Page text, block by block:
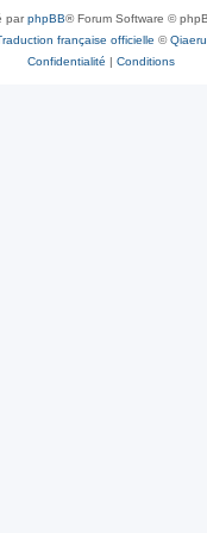
parphpBB® Forum Software ©
française officielle ©Qiaeru
Confidentialité | Conditions